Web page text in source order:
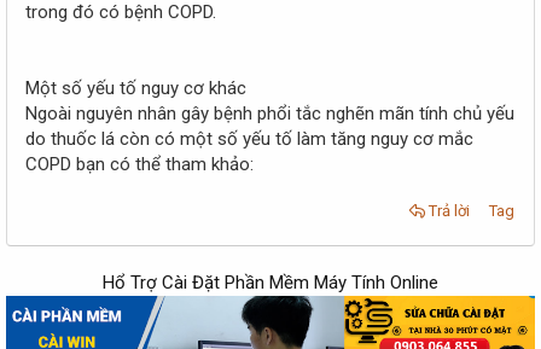
trong đó có bệnh COPD.
Một số yếu tố nguy cơ khác
Ngoài nguyên nhân gây bệnh phổi tắc nghẽn mãn tính chủ yếu
do thuốc lá còn có một số yếu tố làm tăng nguy cơ mắc
COPD bạn có thể tham khảo:
Trả lời Tag
Hổ Trợ Cài Đặt Phần Mềm Máy Tính Online